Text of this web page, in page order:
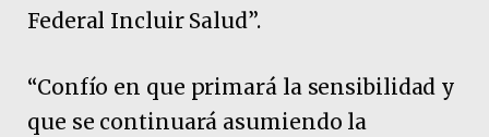
Federal Incluir Salud”.
“Confío en que primará la sensibilidad y
que se continuará asumiendo la